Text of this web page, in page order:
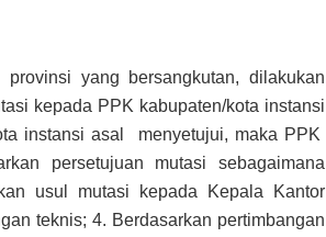
yang bersangkutan, dilakukan
kepada PPK kabupaten/kota instansi
instansi asal menyetujui, maka PPK
persetujuan mutasi sebagaimana
usul mutasi kepada Kepala Kantor
teknis; 4. Berdasarkan pertimbangan